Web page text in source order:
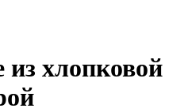
из хлопковой